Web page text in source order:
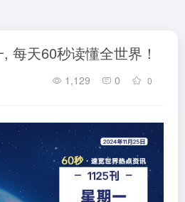
每天60秒读懂全世界！
1,129 0 0